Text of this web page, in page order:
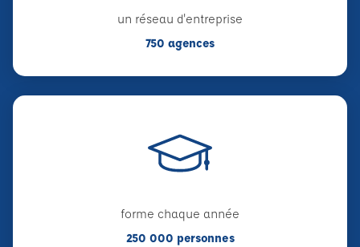
un réseau d'entreprise
750 agences
forme chaque année
250 000 personnes